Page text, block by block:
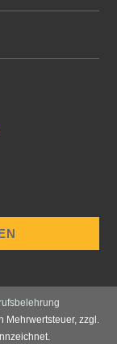
zzgl.